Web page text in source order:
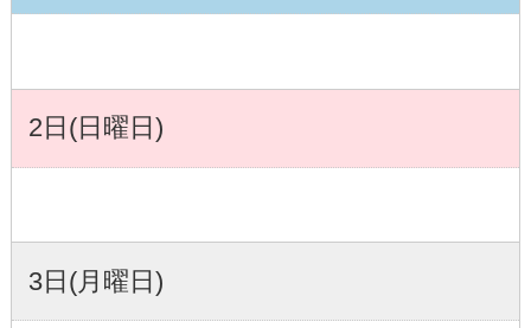
2日(日曜日)
3日(月曜日)